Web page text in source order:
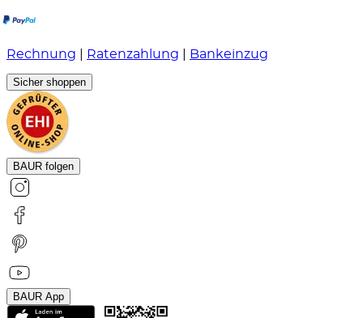
Rechnung Ratenzahlung Bankeinzug
Sicher shoppen
BAUR folgen
BAUR App